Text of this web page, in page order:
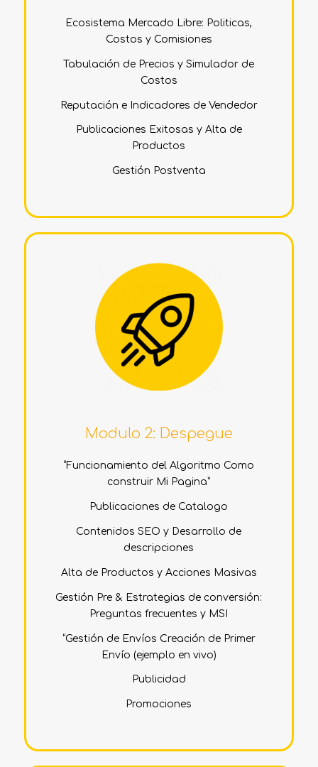
Ecosistema Mercado Libre: Politicas,
Costos y Comisiones
Tabulación de Precios y Simulador de
Costos
Reputación e Indicadores de Vendedor
Publicaciones Exitosas y Alta de
Productos
Gestión Postventa
Modulo 2: Despegue
“Funcionamiento del Algoritmo Como
construir Mi Pagina”
Publicaciones de Catalogo
Contenidos SEO y Desarrollo de
descripciones
Alta de Productos y Acciones Masivas
Gestión Pre & Estrategias de conversión:
Preguntas frecuentes y MSI
“Gestión de Envíos Creación de Primer
Envío (ejemplo en vivo)
Publicidad
Promociones